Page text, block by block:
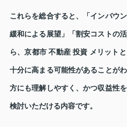
これらを総合すると、「インバウ
緩和による展望」「割安コストの
ら、京都市 不動産 投資 メリット
十分に高まる可能性があることが
方にも理解しやすく、かつ収益性
検討いただける内容です。